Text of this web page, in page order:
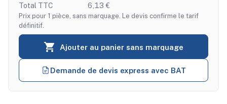
 Ajouter au panier sans marquage
Total TTC
6,13 €
Prix pour 1 pièce, sans marquage. Le devis confirme le tarif
définitif.
Demande de devis express avec BAT